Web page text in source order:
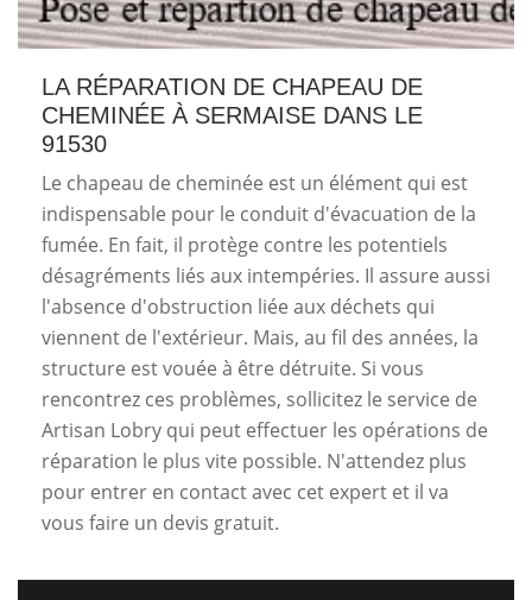
LA RÉPARATION DE CHAPEAU DE
CHEMINÉE À SERMAISE DANS LE
91530
Le chapeau de cheminée est un élément qui est
indispensable pour le conduit d'évacuation de la
fumée. En fait, il protège contre les potentiels
désagréments liés aux intempéries. Il assure aussi
l'absence d'obstruction liée aux déchets qui
viennent de l'extérieur. Mais, au fil des années, la
structure est vouée à être détruite. Si vous
rencontrez ces problèmes, sollicitez le service de
Artisan Lobry qui peut effectuer les opérations de
réparation le plus vite possible. N'attendez plus
pour entrer en contact avec cet expert et il va
vous faire un devis gratuit.